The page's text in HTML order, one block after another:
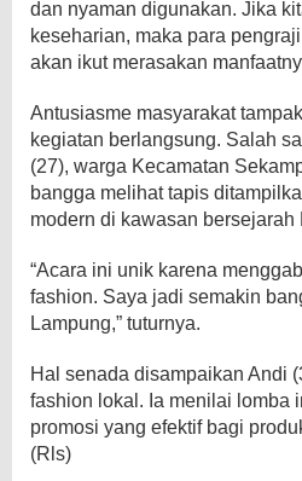
dan nyaman digunakan. Jika
keseharian, maka para
akan ikut merasakan
Antusiasme masyarakat
kegiatan berlangsung. Salah
(27), warga Kecamatan
bangga melihat tapis
modern di kawasan bersejarah
“Acara ini unik karena
fashion. Saya jadi semakin
Lampung,” tuturnya.
Hal senada disampaikan Andi
fashion lokal. Ia menilai lomba
promosi yang efektif bagi
(Rls)